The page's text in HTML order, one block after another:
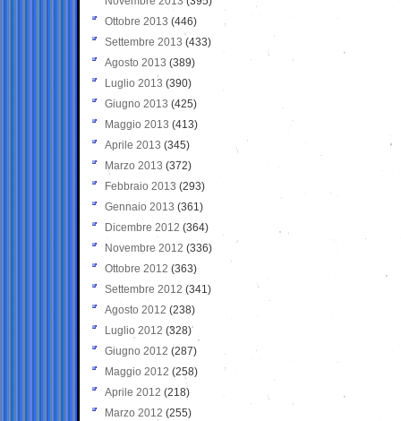
Ottobre 2013 (446)
Settembre 2013 (433)
Agosto 2013 (389)
Luglio 2013 (390)
Giugno 2013 (425)
Maggio 2013 (413)
Aprile 2013 (345)
Marzo 2013 (372)
Febbraio 2013 (293)
Gennaio 2013 (361)
Dicembre 2012 (364)
Novembre 2012 (336)
Ottobre 2012 (363)
Settembre 2012 (341)
Agosto 2012 (238)
Luglio 2012 (328)
Giugno 2012 (287)
Maggio 2012 (258)
Aprile 2012 (218)
Marzo 2012 (255)